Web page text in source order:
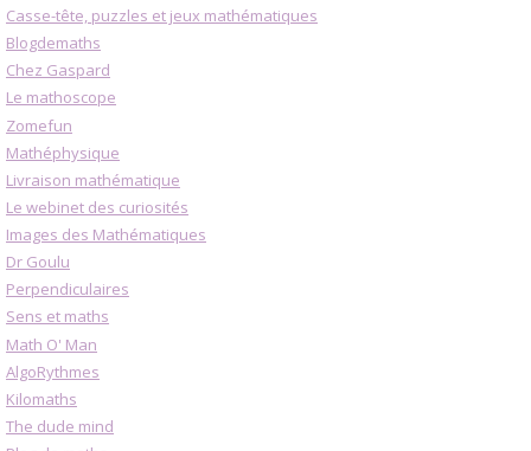
Casse-tête, puzzles et jeux mathématiques
Blogdemaths
Chez Gaspard
Le mathoscope
Zomefun
Mathéphysique
Livraison mathématique
Le webinet des curiosités
Images des Mathématiques
Dr Goulu
Perpendiculaires
Sens et maths
Math O' Man
AlgoRythmes
Kilomaths
The dude mind